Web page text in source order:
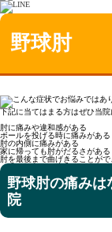
野球肘
下記に当てはまる方はぜひ当院
肘に痛みや違和感がある
ボールを投げる時に痛みがある
肘の内側に痛みがある
家に帰っても肘がだるさがある
肘を最後まで曲げきることが
野球肘の痛みは
院